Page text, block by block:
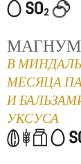
МАГНУМ
В
МЕСЯЦА
И
УКСУСА